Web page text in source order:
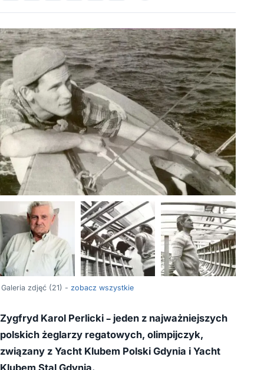
Galeria zdjęć (21) - zobacz wszystkie
Zygfryd Karol Perlicki – jeden z najważniejszych
polskich żeglarzy regatowych, olimpijczyk,
związany z Yacht Klubem Polski Gdynia i Yacht
Klubem Stal Gdynia.